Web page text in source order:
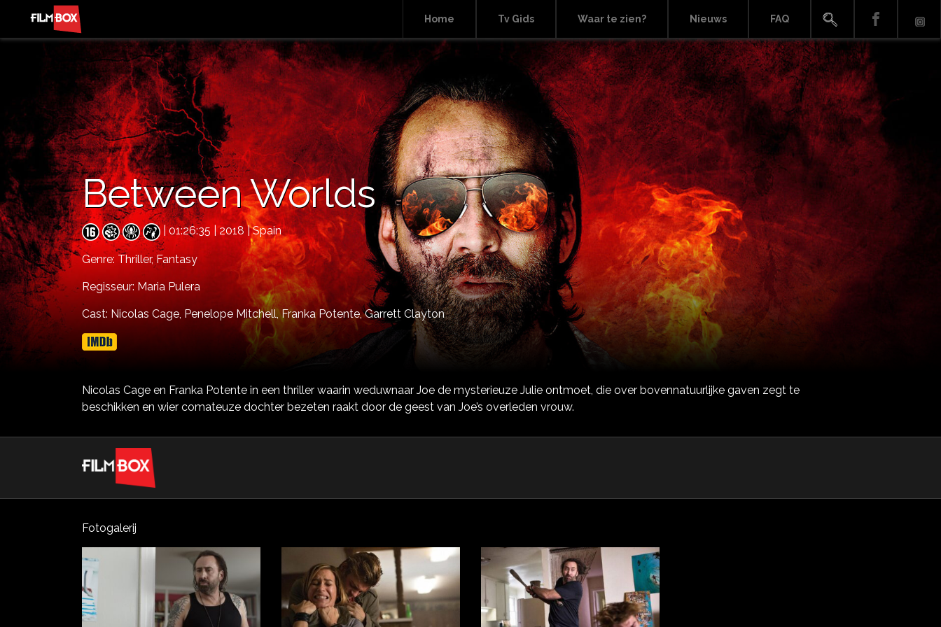
Home Tv Gids Waar te zien? Nieuws FAQ
Between Worlds
| 01:26:35 | 2018 | Spain
Genre: Thriller,Fantasy
Regisseur: Maria Pulera
Cast: Nicolas Cage, Penelope Mitchell,Franka Potente,Garrett Clayton
Nicolas Cage en Franka Potente in een thriller waarin weduwnaar Joe de mysterieuze Julie ontmoet, die over bovennatuurlijke gaven zegt te
beschikken en wier comateuze dochter bezeten raakt door de geest van Joe’s overleden vrouw.
Fotogalerij